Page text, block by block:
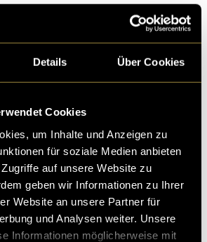
Details Über Cookies
Cookies
um Inhalte und Anzeigen zu
für soziale Medien anbieten
auf unsere Website zu
geben wir Informationen zu Ihrer
Website an unsere Partner für
und Analysen weiter. Unsere
Informationen möglicherweise mit
da so entstanden ist? Scane den